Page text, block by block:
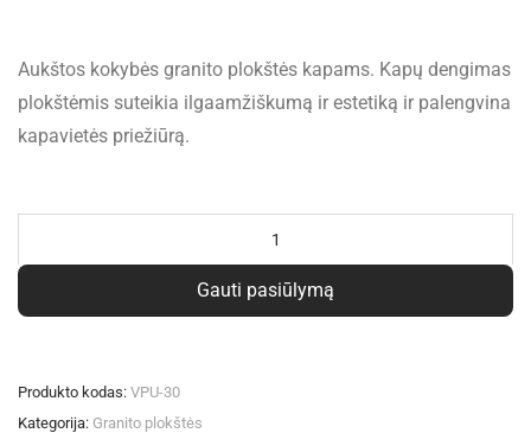
Aukštos kokybės granito plokštės kapams. Kapų dengimas
plokštėmis suteikia ilgaamžiškumą ir estetiką ir palengvina
kapavietės priežiūrą.
Gauti pasiūlymą
Produkto kodas: VPU-30
Kategorija: Granito plokštės